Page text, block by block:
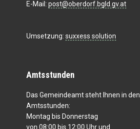
E-Mail: post@oberdorf.bgld.gv.at
Umsetzung: suxxess solution
Amtsstunden
Das Gemeindeamt steht Ihnen in den
Amtsstunden:
Montag bis Donnerstag
von 08:00 bis 12:00 Uhr und